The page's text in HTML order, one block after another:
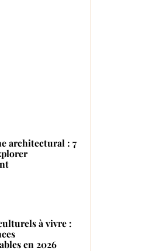
architectural : 7
à vivre :
en 2026